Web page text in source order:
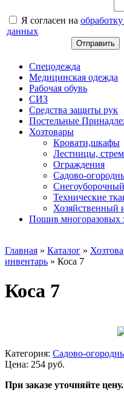
Я согласен на
данных
Спецодежда
Медицинская одежда
Рабочая обувь
СИЗ
Средства защиты рук
Постельные
Хозтовары
Кровати,шкафы
Лестницы,
Ограждения
Садово-
Технические
Хозяйственный
Пошив многоразовых
Главная » Каталог »
инвентарь » Коса 7
Коса 7
Категория: Садово-
Цена: 254 руб.
При заказе уточняйте цену.